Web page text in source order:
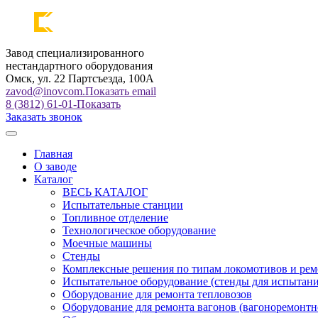
Завод специализированного
нестандартного оборудования
Омск, ул. 22 Партсъезда, 100А
zavod@inovcom.Показать email
8 (3812) 61-01-Показать
Заказать звонок
Главная
О заводе
Каталог
ВЕСЬ КАТАЛОГ
Испытательные станции
Топливное отделение
Технологическое оборудование
Моечные машины
Стенды
Комплексные решения по типам локомотивов и
Испытательное оборудование (стенды для
Оборудование для ремонта тепловозов
Оборудование для ремонта вагонов